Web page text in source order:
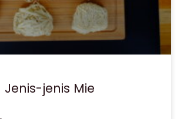
jenis Mie